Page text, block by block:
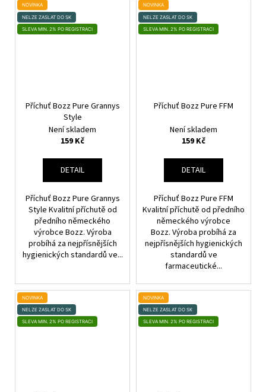
NOVINKA
NELZE ZASLAT DO SK
SLEVA MIN. 2% PO REGISTRACI
Příchuť Bozz Pure Grannys
Style
Není skladem
159 Kč
DETAIL
Příchuť Bozz Pure Grannys
Style Kvalitní příchutě od
předního německého
výrobce Bozz. Výroba
probíhá za nejpřísnějších
hygienických standardů ve...
NOVINKA
NELZE ZASLAT DO SK
SLEVA MIN. 2% PO REGISTRACI
Příchuť Bozz Pure FFM
Není skladem
159 Kč
DETAIL
Příchuť Bozz Pure FFM
Kvalitní příchutě od předního
německého výrobce
Bozz. Výroba probíhá za
nejpřísnějších hygienických
standardů ve
farmaceutické...
NOVINKA
NELZE ZASLAT DO SK
SLEVA MIN. 2% PO REGISTRACI
NOVINKA
NELZE ZASLAT DO SK
SLEVA MIN. 2% PO REGISTRACI
Kč
Původně:
195
Kč